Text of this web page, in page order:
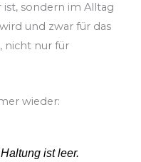
sondern im Alltag
und zwar für das
nicht nur für
wieder:
ist leer.